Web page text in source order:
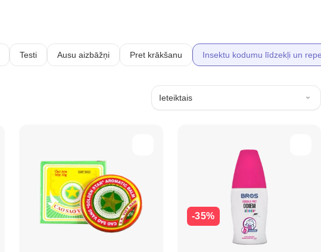
Testi Ausu aizbāžņi Pret krākšanu Insektu kodumu līdzekļi un
Ieteiktais
-35%